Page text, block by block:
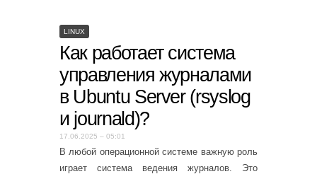
LINUX
Как работает система
управления журналами
в Ubuntu Server (rsyslog
и journald)?
17.06.2025 – 05:01
В любой операционной системе важную роль
играет система ведения журналов. Это